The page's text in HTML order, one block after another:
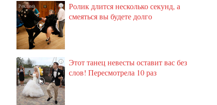
i
Ролик длится несколько секунд, а
смеяться вы будете долго
i
Этот танец невесты оставит вас без
слов! Пересмотрела 10 раз